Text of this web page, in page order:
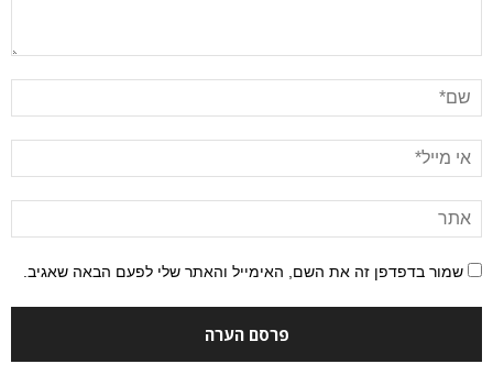
שמור בדפדפן זה את השם, האימייל והאתר שלי לפעם הבאה שאגיב.